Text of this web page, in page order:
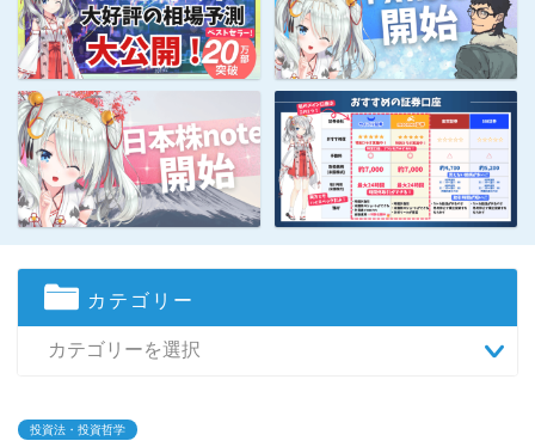
カテゴリー
投資法・投資哲学